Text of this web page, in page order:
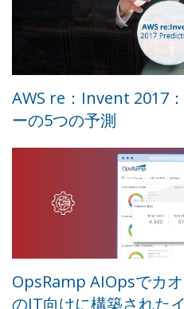
AWS re：Invent 2017
ーの5つの予測
OpsRamp AIOpsでカ
のIT向けに構築された